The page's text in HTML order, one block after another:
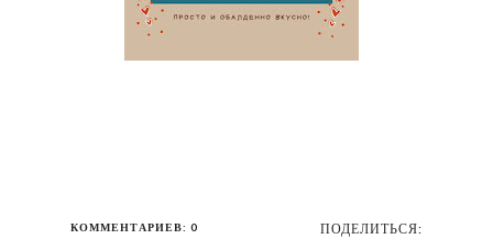
КОММЕНТАРИЕВ: 0 ПОДЕЛИТЬСЯ: